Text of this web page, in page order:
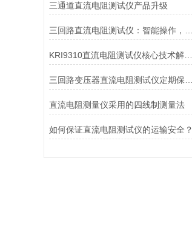
三通道直流电阻测试仪产品升级
KRI9310直流电阻测试仪核心技术解析：如何实现高精度微欧级电阻测量？
直流电阻测量仪采用的四线制测量法
如何保证直流电阻测试仪的运输安全？